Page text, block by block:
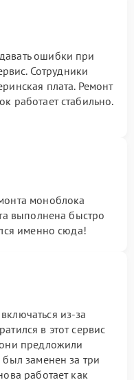
ошибки при
Сотрудники
плата. Ремонт
работает стабильно.
моноблока
выполнена быстро
именно сюда!
из-за
в этот сервис
предложили
был заменен за три
работает как